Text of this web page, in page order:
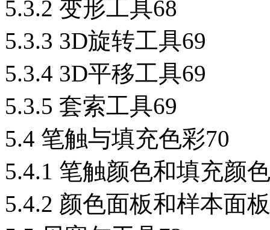
5.3.2 变形工具68
5.3.3 3D旋转工具69
5.3.4 3D平移工具69
5.3.5 套索工具69
5.4 笔触与填充色彩70
5.4.1 笔触颜色和填充颜
5.4.2 颜色面板和样本面